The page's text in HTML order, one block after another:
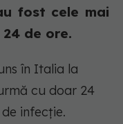
fost cele mai
de ore.
în Italia la
cu doar 24
infecție.